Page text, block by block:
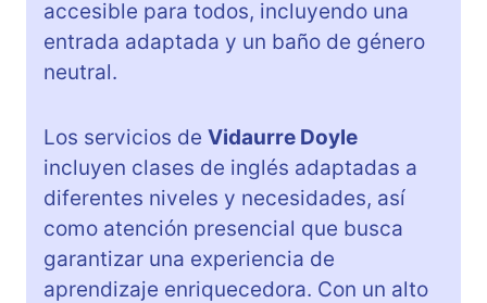
accesible para todos, incluyendo una
entrada adaptada y un baño de género
neutral.
Los servicios de Vidaurre Doyle
incluyen clases de inglés adaptadas a
diferentes niveles y necesidades, así
como atención presencial que busca
garantizar una experiencia de
aprendizaje enriquecedora. Con un alto